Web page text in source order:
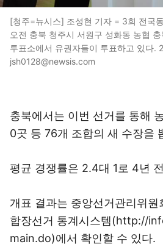
[청주=뉴시스] 조성현 기자 = 3회 전국
오전 충북 청주시 서원구 성화동 농협
투표소에서 유권자들이 투표하고 있다.
jsh0128@newsis.com
충북에서는 이번 선거를 통해
0곳 등 76개 조합의 새 수장을
평균 경쟁률은 2.4대 1로 4년
개표 결과는 중앙선거관리위원
합장선거 통계시스템(http://
main.do)에서 확인할 수 있다.